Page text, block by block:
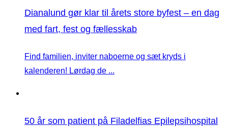
Dianalund gør klar til årets store byfest – en dag
med fart, fest og fællesskab
Find familien, inviter naboerne og sæt kryds i
kalenderen! Lørdag de ...
50 år som patient på Filadelfias Epilepsihospital